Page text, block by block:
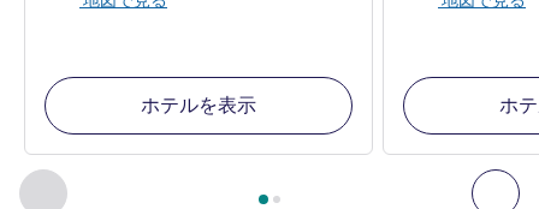
前に戻る - 周辺の他の施設 次
2ページ中 , 周辺の他の施設 1 :, 周辺の他の施設 2
ホテルを表示 ホ